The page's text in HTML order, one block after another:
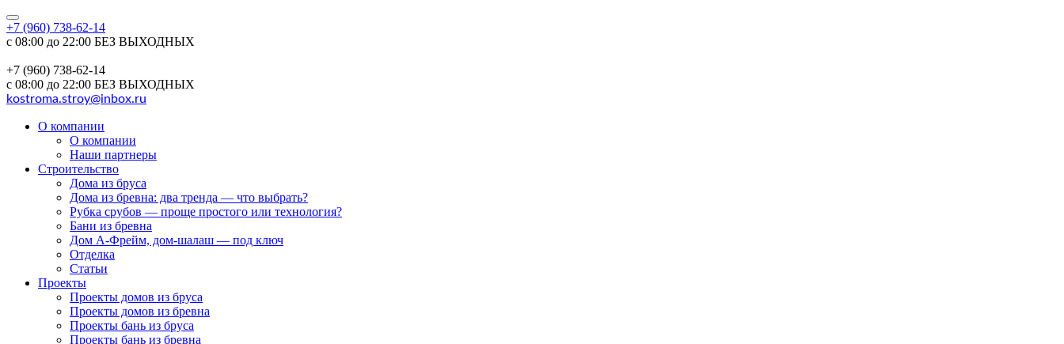
+7 (960) 738-62-14
с 08:00 до 22:00 БЕЗ ВЫХОДНЫХ
+7 (960) 738-62-14
с 08:00 до 22:00 БЕЗ ВЫХОДНЫХ
kostroma.stroy@inbox.ru
О компании
О компании
Наши партнеры
Строительство
Дома из бруса
Дома из бревна: два тренда — что выбрать?
Рубка срубов — проще простого или технология?
Бани из бревна
Дом А-Фрейм, дом-шалаш — под ключ
Отделка
Статьи
Проекты
Проекты домов из бруса
Проекты домов из бревна
Проекты бань из бруса
Проекты бань из бревна